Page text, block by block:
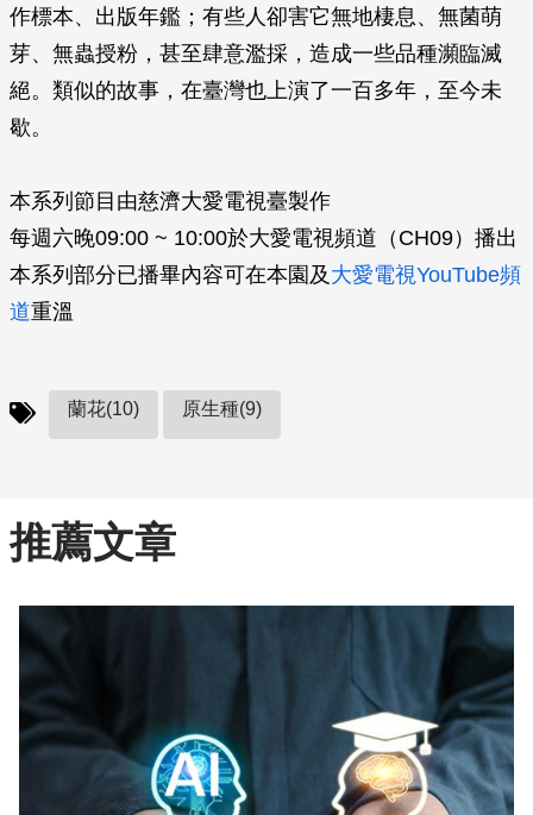
作標本、出版年鑑；有些人卻害它無地棲息、無菌萌
芽、無蟲授粉，甚至肆意濫採，造成一些品種瀕臨滅
絕。類似的故事，在臺灣也上演了一百多年，至今未
歇。
本系列節目由慈濟大愛電視臺製作
每週六晚09:00 ~ 10:00於大愛電視頻道（CH09）播出
本系列部分已播畢內容可在本園及 大愛電視YouTube頻
道重溫
蘭花(10) 原生種(9)
推薦文章